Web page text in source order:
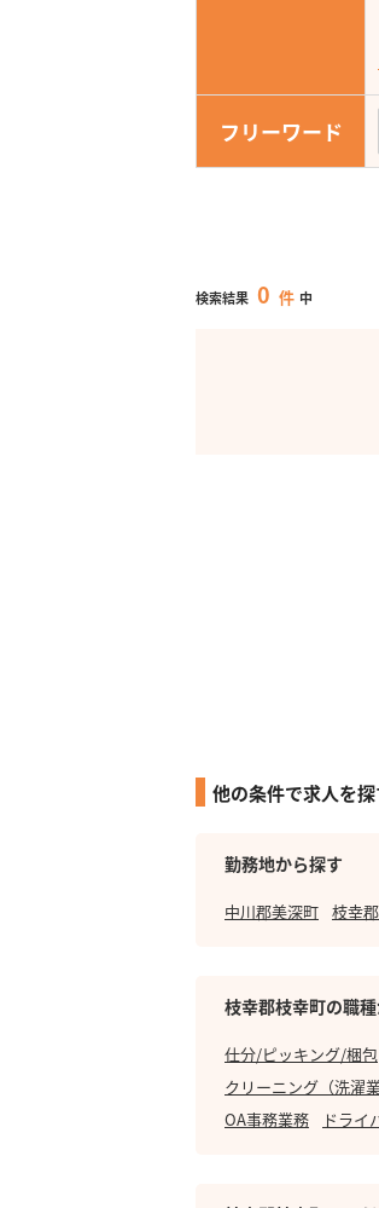
フリーワード
検索結果 0 件 中
他の条件で求人を探
勤務地から探す
中川郡美深町 枝幸
枝幸郡枝幸町の職
仕分/ピッキング/梱包
クリーニング（洗濯業
OA事務業務
ドライ